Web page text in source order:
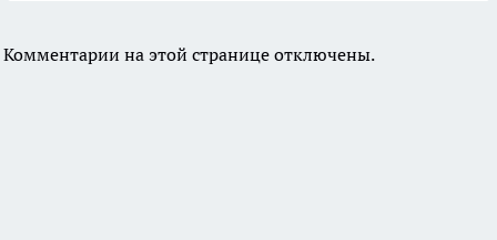
Комментарии на этой странице отключены.